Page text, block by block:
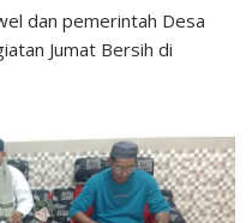
dan pemerintah Desa
Jumat Bersih di